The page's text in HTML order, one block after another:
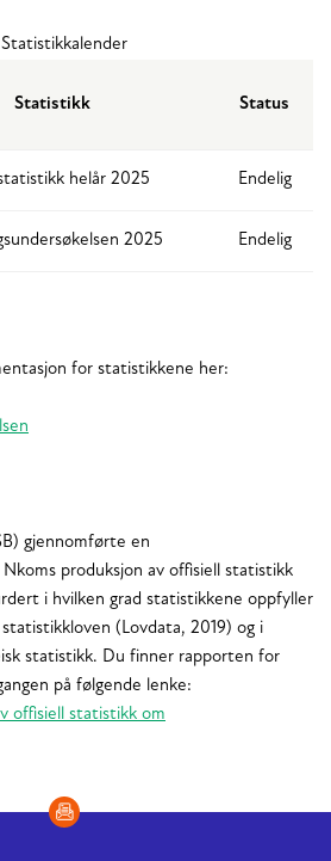
Statistikkalender
Statistikk Status
helår 2025 Endelig
2025 Endelig
for statistikkene her:
gjennomførte en
produksjon av offisiell statistikk
i hvilken grad statistikkene oppfyller
(Lovdata, 2019) og i
statistikk. Du finner rapporten for
på følgende lenke:
offisiell statistikk om